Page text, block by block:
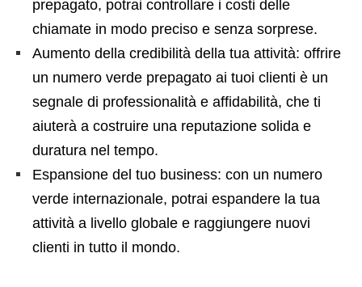
prepagato, potrai controllare i costi delle
chiamate in modo preciso e senza sorprese.
Aumento della credibilità della tua attività: offrire
un numero verde prepagato ai tuoi clienti è un
segnale di professionalità e affidabilità, che ti
aiuterà a costruire una reputazione solida e
duratura nel tempo.
Espansione del tuo business: con un numero
verde internazionale, potrai espandere la tua
attività a livello globale e raggiungere nuovi
clienti in tutto il mondo.